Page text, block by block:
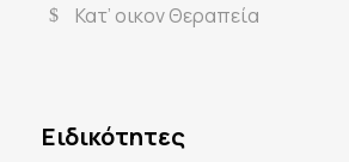
Κατ’ οικον Θεραπεία
Ειδικότητες